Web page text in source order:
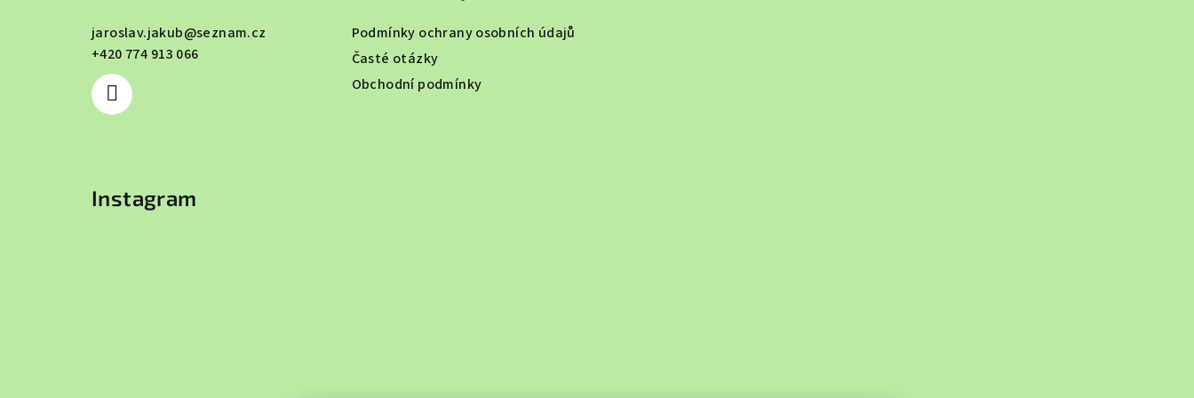
jaroslav.jakub@seznam.cz
+420 774 913 066
Podmínky ochrany osobních údajů
Časté otázky
Obchodní podmínky
Instagram